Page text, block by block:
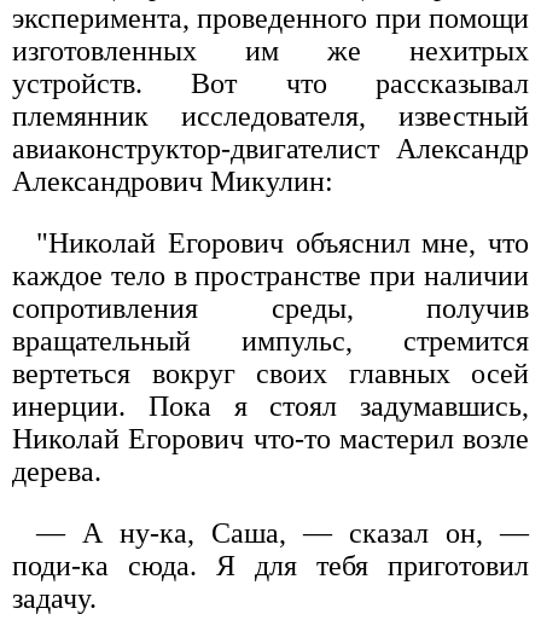
эксперимента, проведенного при помощи
изготовленных им же нехитрых
устройств. Вот что рассказывал
племянник исследователя, известный
авиаконструктор-двигателист Александр
Александрович Микулин:
"Николай Егорович объяснил мне, что
каждое тело в пространстве при наличии
сопротивления среды, получив
вращательный импульс, стремится
вертеться вокруг своих главных осей
инерции. Пока я стоял задумавшись,
Николай Егорович что-то мастерил возле
дерева.
— А ну-ка, Саша, — сказал он, —
поди-ка сюда. Я для тебя приготовил
задачу.